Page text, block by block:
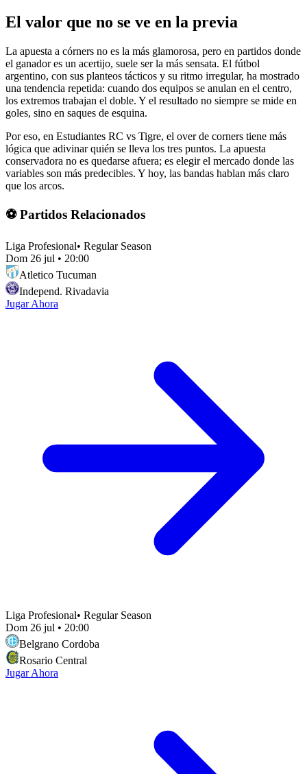
El valor que no se ve en la previa
La apuesta a córners no es la más glamorosa, pero en partidos donde
el ganador es un acertijo, suele ser la más sensata. El fútbol
argentino, con sus planteos tácticos y su ritmo irregular, ha mostrado
una tendencia repetida: cuando dos equipos se anulan en el centro,
los extremos trabajan el doble. Y el resultado no siempre se mide en
goles, sino en saques de esquina.
Por eso, en Estudiantes RC vs Tigre, el over de corners tiene más
lógica que adivinar quién se lleva los tres puntos. La apuesta
conservadora no es quedarse afuera; es elegir el mercado donde las
variables son más predecibles. Y hoy, las bandas hablan más claro
que los arcos.
⚽ Partidos Relacionados
Liga Profesional• Regular Season
Dom 26 jul • 20:00
Atletico Tucuman
Independ. Rivadavia
Jugar Ahora
Liga Profesional• Regular Season
Dom 26 jul • 20:00
Belgrano Cordoba
Rosario Central
Jugar Ahora